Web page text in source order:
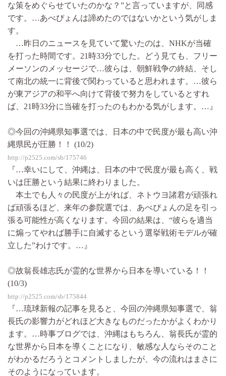
な策をめぐらせていたのかな？”と言っていますが、同感
です。…あべぴょんは諦めたのではないかという気がしま
す。
…昨日のニュースを見ていて驚いたのは、NHKが当確
を打った時間です。21時33分でした。どう見ても、フリー
メーソンのメッセージで…彼らは、朝鮮戦争の終結、そし
て南北の統一に背後で関わっていると思われます。…彼ら
が東アジアの和平へ向けて背後で努力をしているとすれ
ば、21時33分に当確を打ったのもわかる気がします。…』
◎今回の沖縄県知事選では、日本の中で民度が最も高い沖
縄県民が圧勝！！ (10/2)
http://p2525.com/sb/175746
『…幸いにして、沖縄は、日本の中で民度が最も高く、戦
いは圧勝という結果に終わりました。
本土でも人々の民度が上がれば、ネトウヨ諸君が頑張れ
ば頑張るほど、来年の参院選では、あべぴょんの足を引っ
張る可能性が高くなります。今回の結果は、“彼らを適当
に煽ってやれば勝手に自滅するという選挙戦術モデルが確
立した”わけです。…』
◎故翁長雄志氏が霊的な世界から日本を導いている！！
(10/3)
http://p2525.com/sb/175844
『…琉球新報の記事を見ると、今回の沖縄県知事選で、翁
長氏の影響力がどれほど大きなものだったかがよくわかり
ます。…時事ブログでは、沖縄はもちろん、翁長氏が霊的
な世界から日本を導くことになり、敏感な人ならそのこと
がわかるだろうとコメントしましたが、今の流れはまさに
そのようになっています。